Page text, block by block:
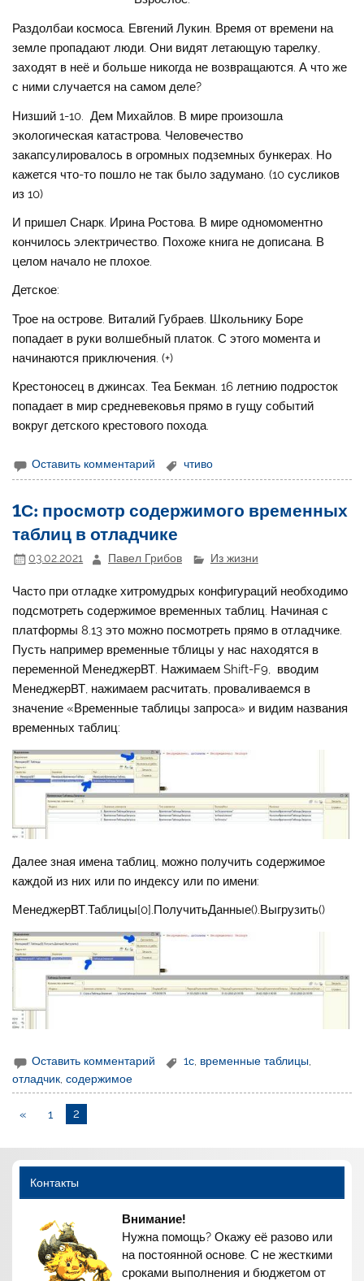
Раздолбаи космоса. Евгений Лукин. Время от времени на
земле пропадают люди. Они видят летающую тарелку,
заходят в неё и больше никогда не возвращаются. А что же
с ними случается на самом деле?
Низший 1-10. Дем Михайлов. В мире произошла
экологическая катастрова. Человечество
закапсулировалось в огромных подземных бункерах. Но
кажется что-то пошло не так было задумано. (10 сусликов
из 10)
И пришел Снарк. Ирина Ростова. В мире одномоментно
кончилось электричество. Похоже книга не дописана. В
целом начало не плохое.
Детское:
Трое на острове. Виталий Губраев. Школьнику Боре
попадает в руки волшебный платок. С этого момента и
начинаются приключения. (+)
Крестоносец в джинсах. Теа Бекман. 16 летнию подросток
попадает в мир средневековья прямо в гущу событий
вокруг детского крестового похода.
Оставить комментарий чтиво
1С: просмотр содержимого временных
таблиц в отладчике
03.02.2021 Павел Грибов Из жизни
Часто при отладке хитромудрых конфигураций необходимо
подсмотреть содержимое временных таблиц. Начиная с
платформы 8.13 это можно посмотреть прямо в отладчике.
Пусть например временные тблицы у нас находятся в
переменной МенеджерВТ. Нажимаем Shift-F9, вводим
МенеджерВТ, нажимаем расчитать, проваливаемся в
значение «Временные таблицы запроса» и видим названия
временных таблиц:
Далее зная имена таблиц, можно получить содержимое
каждой из них или по индексу или по имени:
МенеджерВТ.Таблицы[0].ПолучитьДанные().Выгрузить()
Оставить комментарий 1с, временные таблицы,
отладчик ,содержимое
« 1 2
Контакты
Внимание!
Нужна помощь? Окажу её разово или
на постоянной основе. С не жесткими
сроками выполнения и бюджетом от